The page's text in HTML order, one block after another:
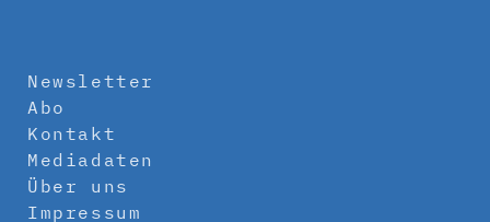
Newsletter
Abo
Kontakt
Mediadaten
Über uns
Impressum